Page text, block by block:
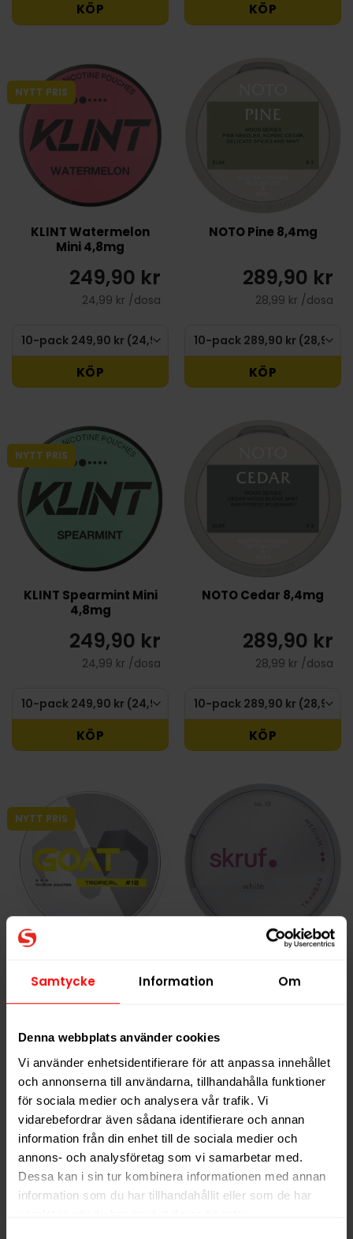
Samtycke Information Om
Denna webbplats använder cookies
Vi använder enhetsidentifierare för att anpassa innehållet
och annonserna till användarna, tillhandahålla funktioner
för sociala medier och analysera vår trafik. Vi
vidarebefordrar även sådana identifierare och annan
information från din enhet till de sociala medier och
annons- och analysföretag som vi samarbetar med.
Dessa kan i sin tur kombinera informationen med annan
information som du har tillhandahållit eller som de har
KÖP KÖP
NYTT PRIS
KLINT Watermelon
Mini 4,8mg
249,90 kr
24,99 kr /dosa
KÖP
NOTO Pine 8,4mg
289,90 kr
28,99 kr /dosa
KÖP
NYTT PRIS
KLINT Spearmint Mini
4,8mg
249,90 kr
24,99 kr /dosa
KÖP
NOTO Cedar 8,4mg
289,90 kr
28,99 kr /dosa
KÖP
NYTT PRIS
229,90 kr
KÖP KÖP
NYTT PRIS